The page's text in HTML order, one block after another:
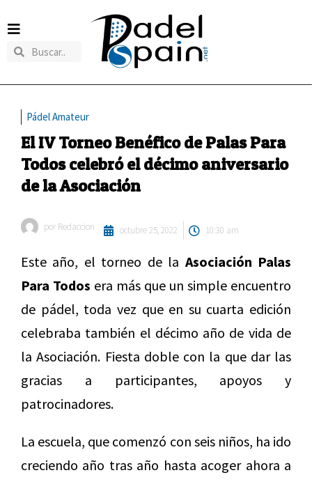
Pádel Amateur
El IV Torneo Benéfico de Palas Para
Todos celebró el décimo aniversario
de la Asociación
por Redaccion octubre 25, 2022 10:30 am
Este año, el torneo de la Asociación Palas
Para Todos era más que un simple encuentro
de pádel, toda vez que en su cuarta edición
celebraba también el décimo año de vida de
la Asociación. Fiesta doble con la que dar las
gracias a participantes, apoyos y
patrocinadores.
La escuela, que comenzó con seis niños, ha ido
creciendo año tras año hasta acoger ahora a